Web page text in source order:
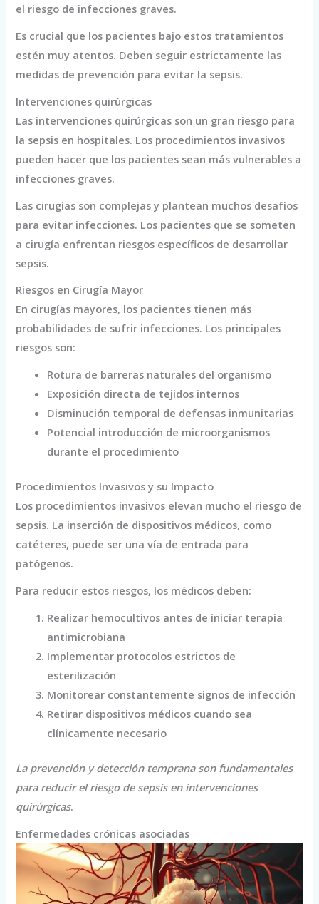
el riesgo de infecciones graves.
Es crucial que los pacientes bajo estos tratamientos
estén muy atentos. Deben seguir estrictamente las
medidas de prevención para evitar la sepsis.
Intervenciones quirúrgicas
Las intervenciones quirúrgicas son un gran riesgo para
la sepsis en hospitales. Los procedimientos invasivos
pueden hacer que los pacientes sean más vulnerables a
infecciones graves.
Las cirugías son complejas y plantean muchos desafíos
para evitar infecciones. Los pacientes que se someten
a cirugía enfrentan riesgos específicos de desarrollar
sepsis.
Riesgos en Cirugía Mayor
En cirugías mayores, los pacientes tienen más
probabilidades de sufrir infecciones. Los principales
riesgos son:
Rotura de barreras naturales del organismo
Exposición directa de tejidos internos
Disminución temporal de defensas inmunitarias
Potencial introducción de microorganismos
durante el procedimiento
Procedimientos Invasivos y su Impacto
Los procedimientos invasivos elevan mucho el riesgo de
sepsis. La inserción de dispositivos médicos, como
catéteres, puede ser una vía de entrada para
patógenos.
Para reducir estos riesgos, los médicos deben:
Realizar hemocultivos antes de iniciar terapia
antimicrobiana
Implementar protocolos estrictos de
esterilización
Monitorear constantemente signos de infección
Retirar dispositivos médicos cuando sea
clínicamente necesario
La prevención y detección temprana son fundamentales
para reducir el riesgo de sepsis en intervenciones
quirúrgicas.
Enfermedades crónicas asociadas